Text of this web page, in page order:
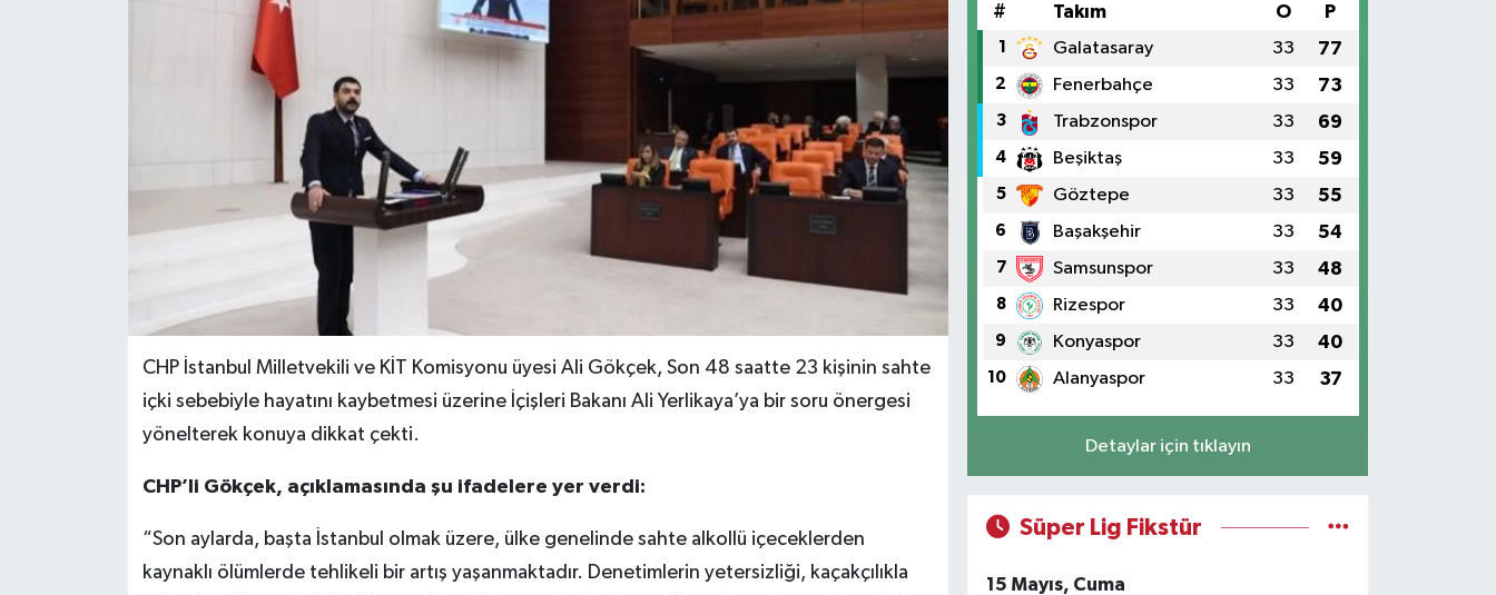
CHP İstanbul Milletvekili ve KİT Komisyonu üyesi Ali Gökçek, Son 48 saatte 23 kişinin sahte
içki sebebiyle hayatını kaybetmesi üzerine İçişleri Bakanı Ali Yerlikaya’ya bir soru önergesi
yönelterek konuya dikkat çekti.
CHP’li Gökçek, açıklamasında şu ifadelere yer verdi:
“Son aylarda, başta İstanbul olmak üzere, ülke genelinde sahte alkollü içeceklerden
kaynaklı ölümlerde tehlikeli bir artış yaşanmaktadır. Denetimlerin yetersizliği, kaçakçılıkla
# Takım O P
1 Galatasaray 33 77
2 Fenerbahçe 33 73
3 Trabzonspor 33 69
4 Beşiktaş 33 59
5 Göztepe 33 55
6 Başakşehir 33 54
7 Samsunspor 33 48
8 Rizespor 33 40
9 Konyaspor 33 40
10 Alanyaspor 33 37
Detaylar için tıklayın
Süper Lig Fikstür
15 Mayıs, Cuma